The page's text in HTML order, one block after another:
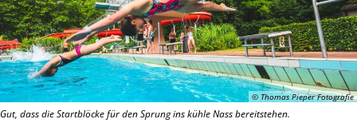
© Thomas Pieper Fotografie
Gut, dass die Startblöcke für den Sprung ins kühle Nass bereitstehen.